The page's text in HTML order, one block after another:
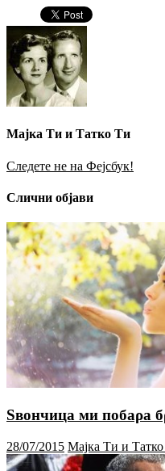
Мајка Ти и Татко Ти
Следете не на Фејсбук!
Слични објави
Ѕвончица ми побаρа
28/07/2015 Мајка Ти и